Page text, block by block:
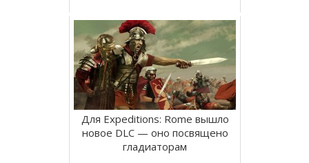
Для Expeditions: Rome вышло
новое DLC — оно посвящено
гладиаторам